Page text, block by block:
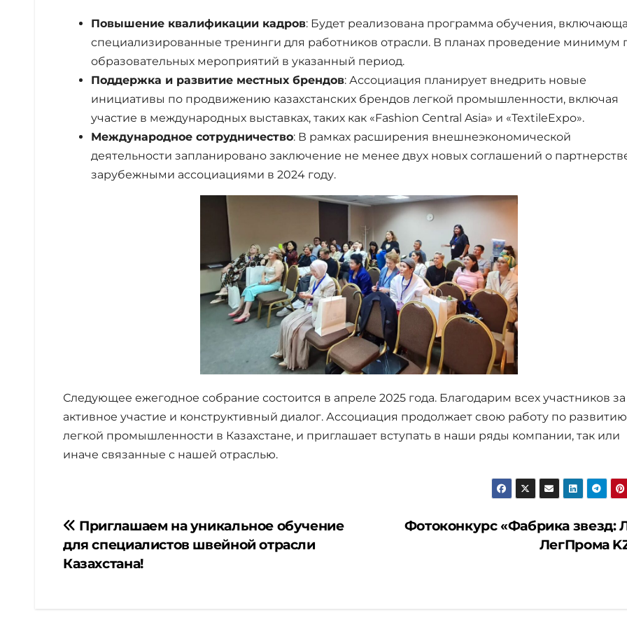
Повышение квалификации кадров: Будет реализована программа обучения,
специализированные тренинги для работников отрасли. В планах проведение минимум
образовательных мероприятий в указанный период.
Поддержка и развитие местных брендов: Ассоциация планирует внедрить новые
инициативы по продвижению казахстанских брендов легкой промышленности, включая
участие в международных выставках, таких как «Fashion Central Asia» и «TextileExpo».
Международное сотрудничество: В рамках расширения внешнеэкономической
деятельности запланировано заключение не менее двух новых соглашений о
зарубежными ассоциациями в 2024 году.
Следующее ежегодное собрание состоится в апреле 2025 года. Благодарим всех участников за
активное участие и конструктивный диалог. Ассоциация продолжает свою работу по развитию
легкой промышленности в Казахстане, и приглашает вступать в наши ряды компании, так или
иначе связанные с нашей отраслью.
Навигация
по
Фотоконкурс «Фабрика звезд:
ЛегПрома
Приглашаем на уникальное обучение
для специалистов швейной отрасли
Казахстана!